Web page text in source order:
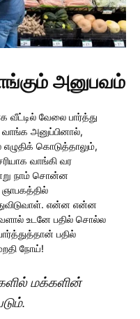
அனுபவம்
வீட்டில் வேலை பார்த்து
அனுப்பினால்,
எழுதிக் கொடுத்தாலும்,
வாங்கி வர
நாம் சொன்ன
என்ன என்ன
உடனே பதில் சொல்ல
பதில்
நோய்!
மக்களின்